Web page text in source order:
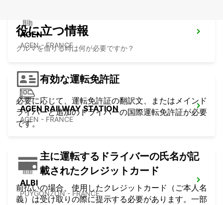
AGEN
AGEN - FRANCE
AGEN RAILWAY STATION
AGEN - FRANCE
ALBI
PUYGONZON - FRANCE
役に立つ情報
クルマを借りる時は何が必要ですか？
有効な運転免許証
必要に応じて、運転免許証の翻訳文、またはメインド
ライバーと追加のドライバーの国際運転免許証が必要
です。
主に運転するドライバーの氏名が記
載されたクレジットカード
前払いの場合、使用したクレジットカード（ご本人名
義）は受け取りの際に提示する必要があります。一部